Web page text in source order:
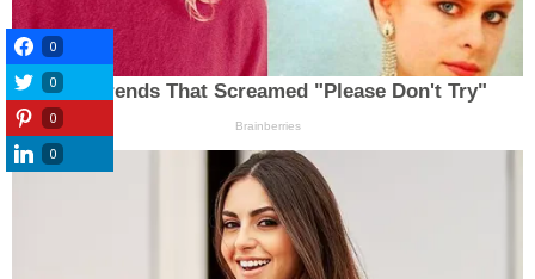
0
0
0
0